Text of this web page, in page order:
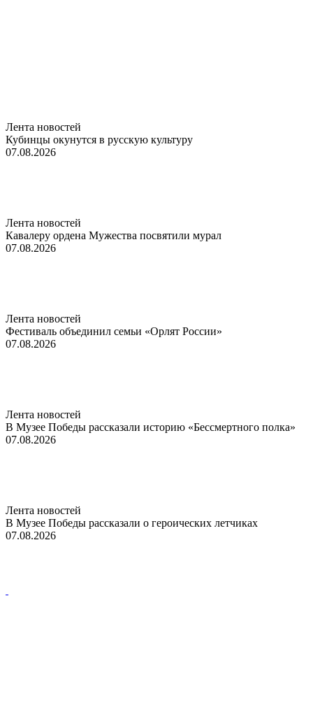
Лента новостей
Кубинцы окунутся в русскую культуру
07.08.2026
Лента новостей
Кавалеру ордена Мужества посвятили мурал
07.08.2026
Лента новостей
Фестиваль объединил семьи «Орлят России»
07.08.2026
Лента новостей
В Музее Победы рассказали историю «Бессмертного полка»
07.08.2026
Лента новостей
В Музее Победы рассказали о героических летчиках
07.08.2026